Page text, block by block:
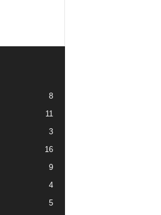
8
11
3
16
9
4
5